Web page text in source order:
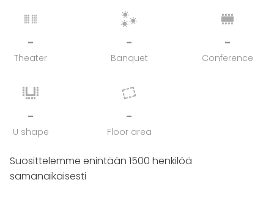
-
Theater
-
Banquet
-
Conference
-
U shape
-
Floor area
Suosittelemme enintään 1500 henkilöä
samanaikaisesti